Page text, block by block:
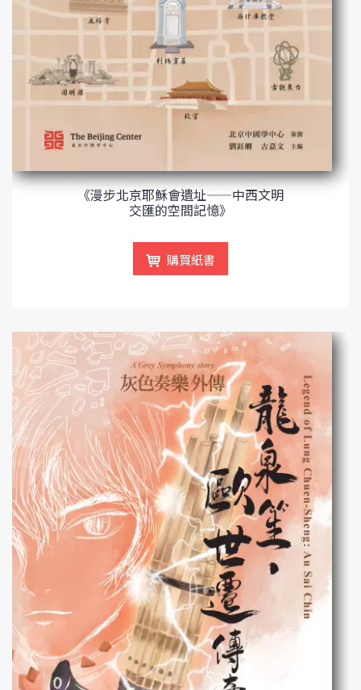
《漫步北京耶穌會遺址——中西文明
交匯的空間記憶》
購買紙書